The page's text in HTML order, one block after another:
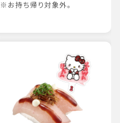
※お持ち帰り対象外。